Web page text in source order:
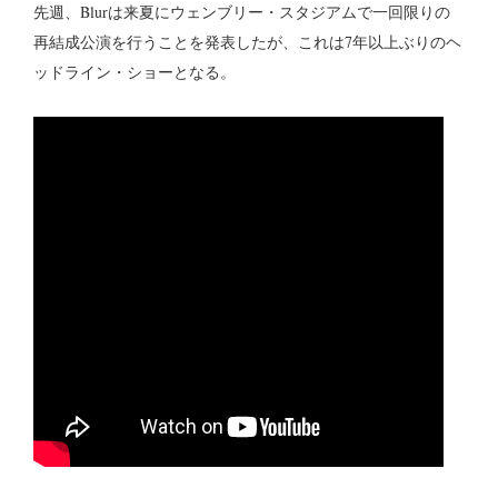
先週、Blurは来夏にウェンブリー・スタジアムで一回限りの
再結成公演を行うことを発表したが、これは7年以上ぶりのヘ
ッドライン・ショーとなる。